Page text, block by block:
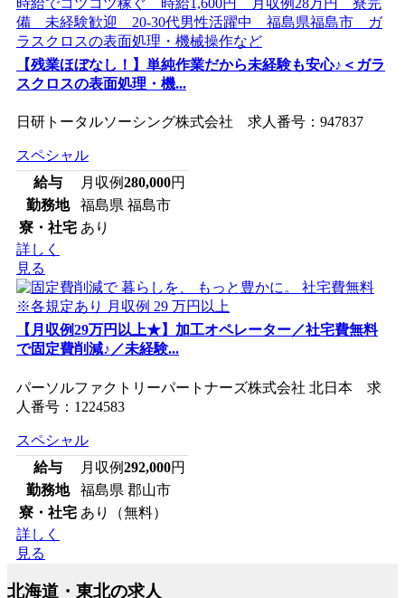
【残業ほぼなし！】単純作業だから未経験も安心♪＜ガラ
スクロスの表面処理・機...
日研トータルソーシング株式会社 求人番号：947837
スペシャル
給与
月収例280,000円
勤務地
福島県 福島市
寮・社宅 あり
詳しく
見る
【月収例29万円以上★】加工オペレーター／社宅費無料
で固定費削減♪／未経験...
パーソルファクトリーパートナーズ株式会社 北日本 求
人番号：1224583
スペシャル
給与
月収例292,000円
勤務地
福島県 郡山市
寮・社宅 あり（無料）
詳しく
見る
北海道・東北の求人